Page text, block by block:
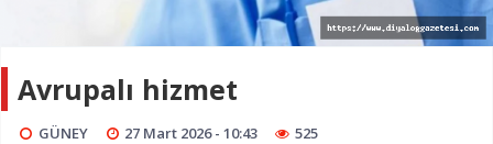
Avrupalı hizmet
GÜNEY 27 Mart 2026 - 10:43 525